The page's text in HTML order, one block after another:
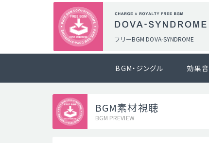
フリーBGM DOVA-SYNDROME
BGM・ジングル 効果音
BGM素材視聴
BGM PREVIEW